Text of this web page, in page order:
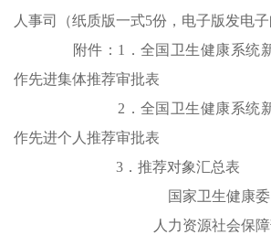
人事司（纸质版一式5份，电子版发电
附件：1．全国卫生健康系统
作先进集体推荐审批表
2．全国卫生健康系统新冠
作先进个人推荐审批表
3．推荐对象汇总表
国家卫生健康委
人力资源社会保